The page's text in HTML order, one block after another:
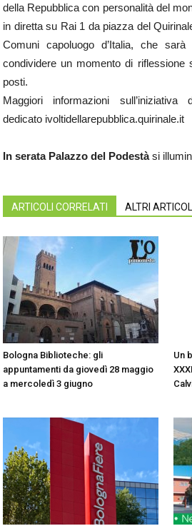
della Repubblica con personalità del
in diretta su Rai 1 da piazza del
Comuni capoluogo d’Italia, che
condividere un momento di
posti.
Maggiori informazioni
dedicato ivoltidellarepubblica.quirinale.it
In serata Palazzo del Podestàsi
ARTICOLI CORRELATI ALTRI
Bologna Biblioteche: gli
appuntamenti da giovedì 28 maggio
a mercoledì 3 giugno
Un